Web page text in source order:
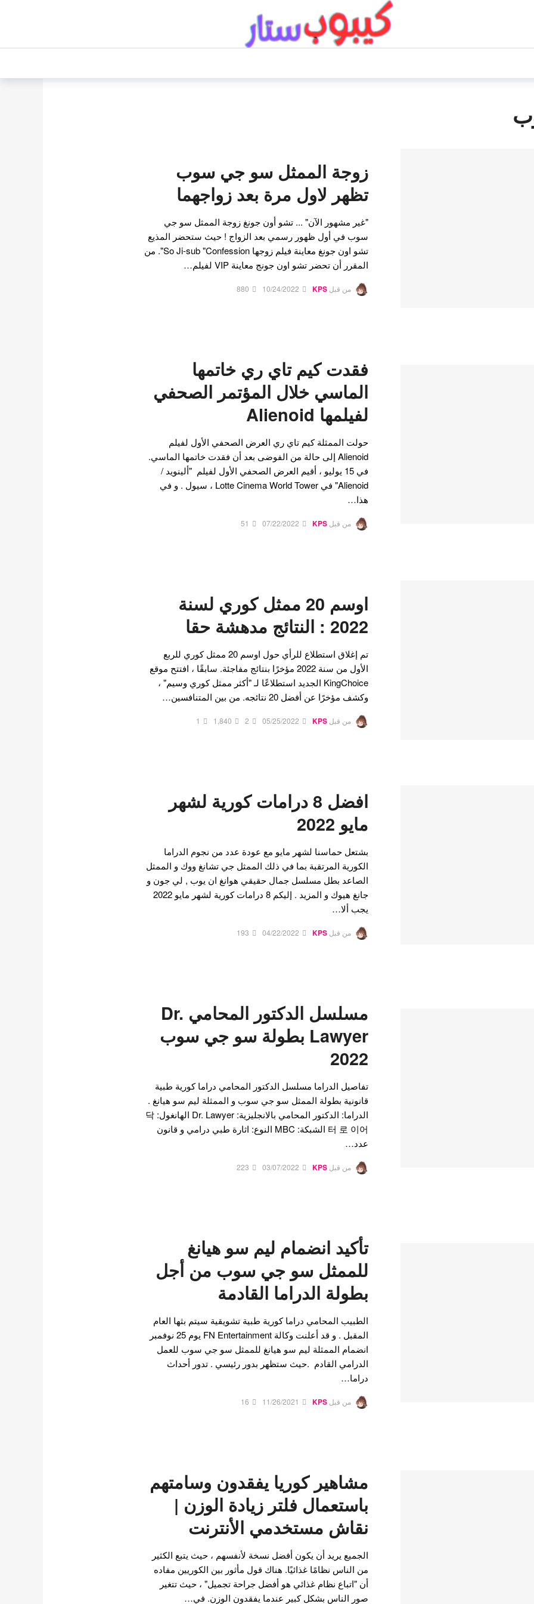
زوجة الممثل سو جي سوب
تظهر لاول مرة بعد زواجهما
"غير مشهور الآن" ... تشو أون جونغ زوجة الممثل سو جي
سوب في أول ظهور رسمي بعد الزواج ! حيث ستحضر المذيع
تشو اون جونغ معاينة فيلم زوجها So Ji-sub "Confession". من
المقرر أن تحضر تشو اون جونج معاينة VIP لفيلم…
من قبل KPS
10/24/2022
880
فقدت كيم تاي ري خاتمها
الماسي خلال المؤتمر الصحفي
لفيلمها Alienoid
حولت الممثلة كيم تاي ري العرض الصحفي الأول لفيلم
Alienoid إلى حالة من الفوضى بعد أن فقدت خاتمها الماسي.
في 15 يوليو ، أقيم العرض الصحفي الأول لفيلم "ألينويد /
Alienoid" في Lotte Cinema World Tower ، سيول . و في
هذا…
من قبل KPS
07/22/2022
51
اوسم 20 ممثل كوري لسنة
2022 : النتائج مدهشة حقا
تم إغلاق استطلاع للرأي حول اوسم 20 ممثل كوري للربع
الأول من سنة 2022 مؤخرًا بنتائج مفاجئة. سابقًا ، افتتح موقع
KingChoice الجديد استطلاعًا لـ "أكثر ممثل كوري وسيم" ،
وكشف مؤخرًا عن أفضل 20 نتائجه. من بين المتنافسين…
من قبل KPS
05/25/2022
2
1,840
1
افضل 8 درامات كورية لشهر
مايو 2022
بشتعل حماسنا لشهر مايو مع عودة عدد من نجوم الدراما
الكورية المرتقبة بما في ذلك الممثل جي تشانغ ووك و الممثل
الصاعد بطل مسلسل جمال حقيقي هوانغ ان يوب , لي جون و
جانغ هيوك و المزيد . إليكم 8 درامات كورية لشهر مايو 2022
يجب ألا…
من قبل KPS
04/22/2022
193
مسلسل الدكتور المحامي Dr.
Lawyer بطولة سو جي سوب
2022
تفاصيل الدراما مسلسل الدكتور المحامي دراما كورية طبية
قانونية بطولة الممثل سو جي سوب و الممثلة ليم سو هيانغ .
الدراما: الدكتور المحامي بالانجليزية: Dr. Lawyer الهانغول: 닥
터 로 이어 الشبكة: MBC النوع: اثارة طبي درامي و قانون
عدد…
من قبل KPS
03/07/2022
223
تأكيد انضمام ليم سو هيانغ
للممثل سو جي سوب من أجل
بطولة الدراما القادمة
الطبيب المحامي دراما كورية طبية تشويقية سيتم بثها العام
المقبل . و قد أعلنت وكالة FN Entertainment يوم 25 نوفمبر
انضمام الممثلة ليم سو هيانغ للممثل سو جي سوب للعمل
الدرامي القادم .حيث ستظهر بدور رئيسي . تدور أحداث
دراما…
من قبل KPS
11/26/2021
16
مشاهير كوريا يفقدون وسامتهم
باستعمال فلتر زيادة الوزن |
نقاش مستخدمي الأنترنت
الجميع يريد أن يكون أفضل نسخة لأنفسهم ، حيث يتبع الكثير
من الناس نظامًا غذائيًا. هناك قول مأثور بين الكوريين مفاده
أن "اتباع نظام غذائي هو أفضل جراحة تجميل" ، حيث تتغير
صور الناس بشكل كبير عندما يفقدون الوزن. في…